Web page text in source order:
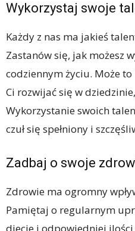
Wykorzystaj swoje
Każdy z nas ma jakieś
Zastanów się, jak możesz
codziennym życiu. Może
Ci rozwijać się w
Wykorzystanie swoich
czuł się spełniony i
Zadbaj o swoje
Zdrowie ma ogromny
Pamiętaj o regularnym